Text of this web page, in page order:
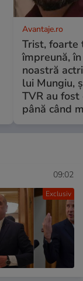
Avantaje.ro
Trist, foarte
împreună,
noastră
lui Mungiu,
TVR au
până când
Exclusiv
09:02